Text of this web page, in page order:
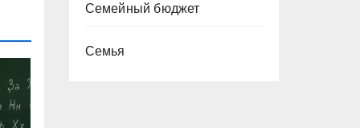
Семейный бюджет
Семья